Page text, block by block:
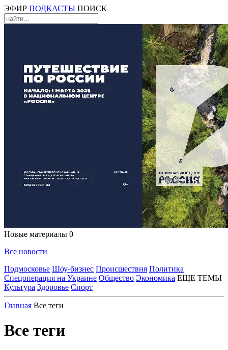
ЭФИР ПОДКАСТЫ ПОИСК
Новые материалы 0
Все новости
Подмосковье Шоу-бизнес Происшествия Политика
Спецоперация на Украине Общество Экономика ЕЩЕ ТЕМЫ
Культура Здоровье Спорт
Главная Все теги
Все теги